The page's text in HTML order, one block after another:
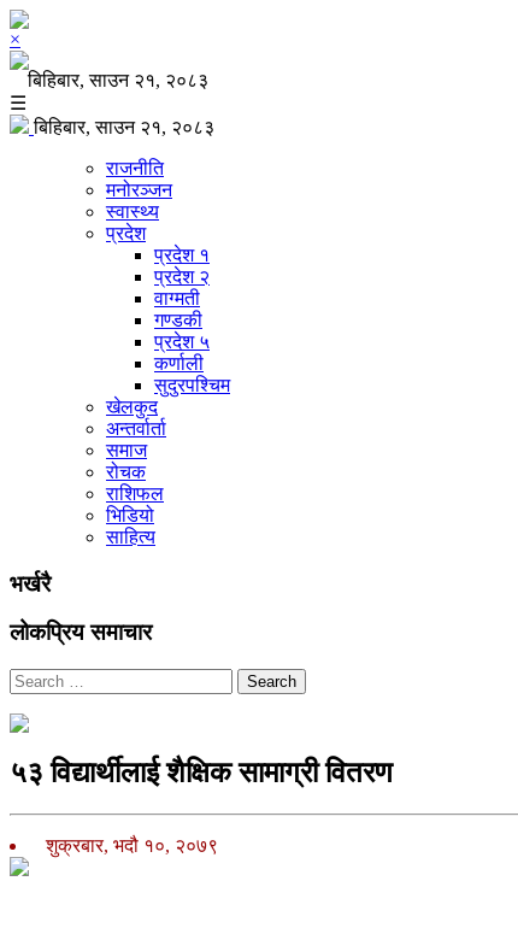
×
बिहिबार, साउन २१, २०८३
☰
बिहिबार, साउन २१, २०८३
राजनीति
मनोरञ्जन
स्वास्थ्य
प्रदेश
प्रदेश १
प्रदेश २
वाग्मती
गण्डकी
प्रदेश ५
कर्णाली
सुदुरपश्चिम
खेलकुद
अन्तर्वार्ता
समाज
रोचक
राशिफल
भिडियो
साहित्य
भर्खरै
लोकप्रिय समाचार
Search
५३ विद्यार्थीलाई शैक्षिक सामाग्री वितरण
शुक्रबार, भदौ १०, २०७९